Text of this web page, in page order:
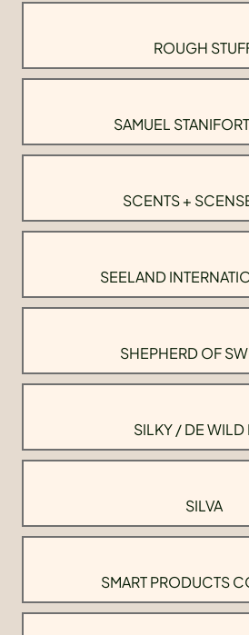
ROUGH
SAMUEL
SCENTS +
SEELAND
SHEPHERD OF
SILKY / DE WILD
SILVA
SMART PRODUCTS